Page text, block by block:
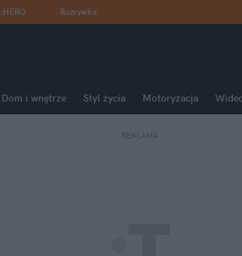
:HERO Rozrywka
Dom i wnętrze Styl życia Motoryzacja
REKLAMA